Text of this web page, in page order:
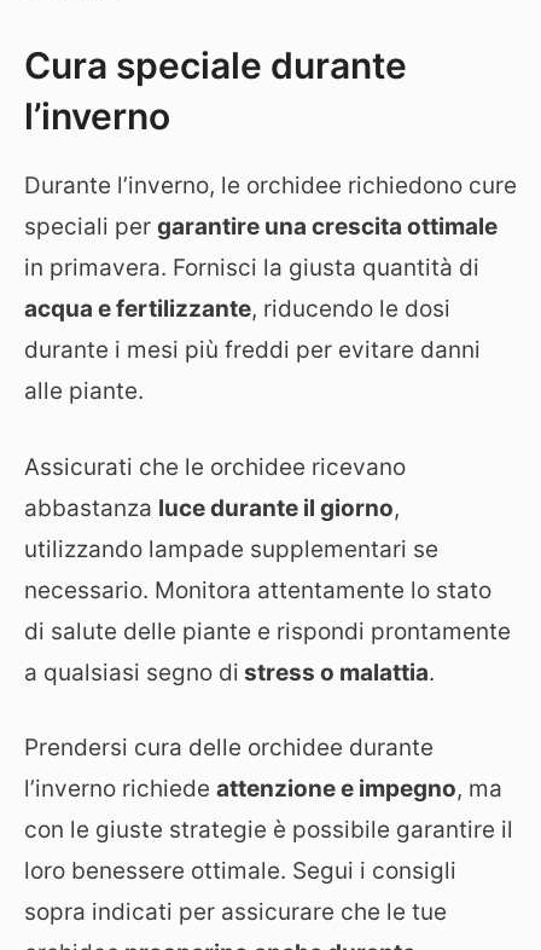
Cura speciale durante
l’inverno
Durante l’inverno, le orchidee richiedono cure
speciali per garantire una crescita ottimale
in primavera. Fornisci la giusta quantità di
acqua e fertilizzante, riducendo le dosi
durante i mesi più freddi per evitare danni
alle piante.
Assicurati che le orchidee ricevano
abbastanza luce durante il giorno,
utilizzando lampade supplementari se
necessario. Monitora attentamente lo stato
di salute delle piante e rispondi prontamente
a qualsiasi segno di stress o malattia.
Prendersi cura delle orchidee durante
l’inverno richiede attenzione e impegno, ma
con le giuste strategie è possibile garantire il
loro benessere ottimale. Segui i consigli
sopra indicati per assicurare che le tue